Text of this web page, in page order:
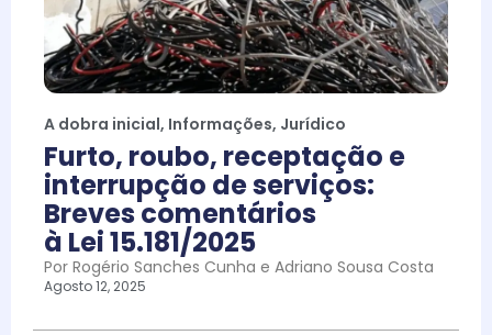
A dobra inicial, Informações, Jurídico
Furto, roubo, receptação e
interrupção de serviços:
Breves comentários
à Lei 15.181/2025
Por Rogério Sanches Cunha e Adriano Sousa Costa
Agosto 12, 2025